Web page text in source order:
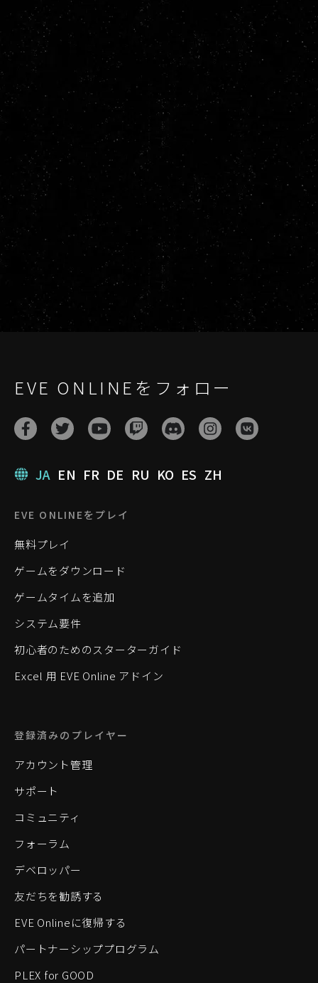
EVE ONLINEをフォロー
JA EN FR DE RU KO ES ZH
EVE ONLINEをプレイ
無料プレイ
ゲームをダウンロード
ゲームタイムを追加
システム要件
初心者のためのスターターガイド
Excel 用 EVE Online アドイン
登録済みのプレイヤー
アカウント管理
サポート
コミュニティ
フォーラム
デベロッパー
友だちを勧誘する
EVE Onlineに復帰する
パートナーシッププログラム
PLEX for GOOD